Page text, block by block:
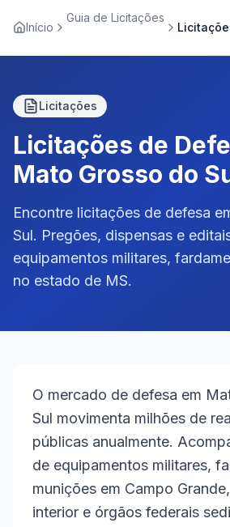
Início
Guia de Licitações
Licitações
Licitações de
Mato Grosso do
Encontre licitações de defesa
Sul. Pregões, dispensas e
equipamentos militares,
no estado de MS.
O mercado de defesa em
Sul movimenta milhões de
públicas anualmente.
de equipamentos militares,
munições em Campo
interior e órgãos federais